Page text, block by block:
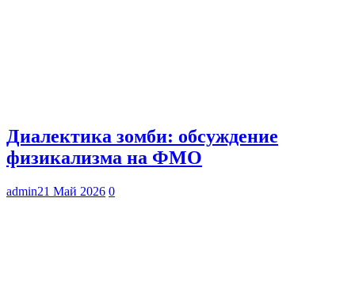
Диалектика зомби: обсуждение
физикализма на ФМО
admin21 Май 2026 0